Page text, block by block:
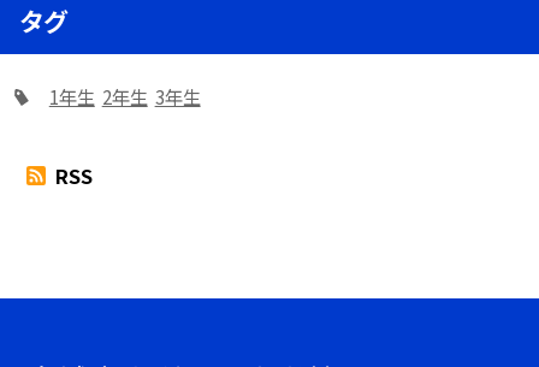
タグ
1年生 2年生 3年生
RSS